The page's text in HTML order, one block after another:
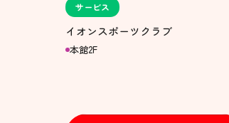
サービス
イオンスポーツクラブ
本館2F